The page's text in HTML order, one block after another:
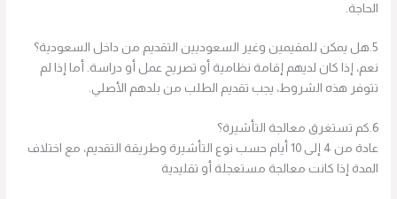
الحاجة.
5.هل يمكن للمقيمين وغير السعوديين التقديم من داخل السعودية؟
نعم، إذا كان لديهم إقامة نظامية أو تصريح عمل أو دراسة. أما إذا لم
تتوفر هذه الشروط، يجب تقديم الطلب من بلدهم الأصلي.
6.كم تستغرق معالجة التأشيرة؟
عادة من 4 إلى 10 أيام حسب نوع التأشيرة وطريقة التقديم، مع اختلاف
المدة إذا كانت معالجة مستعجلة أو تقليدية